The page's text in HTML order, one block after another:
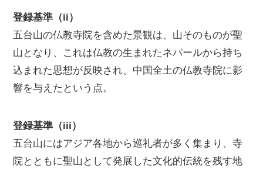
登録基準（ii）
五台山の仏教寺院を含めた景観は、山そのものが聖
山となり、これは仏教の生まれたネパールから持ち
込まれた思想が反映され、中国全土の仏教寺院に影
響を与えたという点。
登録基準（iii）
五台山にはアジア各地から巡礼者が多く集まり、寺
院とともに聖山として発展した文化的伝統を残す地